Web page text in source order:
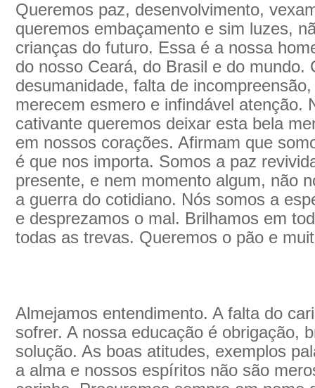
Queremos paz, desenvolvimento,
queremos embaçamento e sim luzes,
crianças do futuro. Essa é a nossa
do nosso Ceará, do Brasil e do mundo.
desumanidade, falta de
merecem esmero e infindável atenção.
cativante queremos deixar esta bela
em nossos corações. Afirmam que
é que nos importa. Somos a paz
presente, e nem momento algum, não
a guerra do cotidiano. Nós somos a
e desprezamos o mal. Brilhamos em
todas as trevas. Queremos o pão e
Almejamos entendimento. A falta do
sofrer. A nossa educação é obrigação,
solução. As boas atitudes, exemplos
a alma e nossos espíritos não são